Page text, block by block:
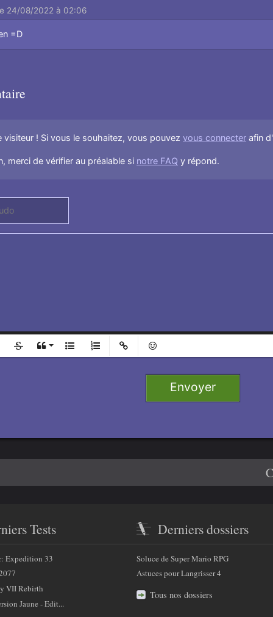
24/08/2022 à 02:06
=D
visiteur ! Si vous le souhaitez, vous pouvezvous connecter afin
merci de vérifier au préalable si notre FAQ y répond.
Ajouter
Retirer
Envoyer
Tests
Expedition 33
VII Rebirth
Jaune - Edit...
Derniers dossiers
Soluce de Super Mario RPG
Astuces pour Langrisser 4
Tous nos dossiers